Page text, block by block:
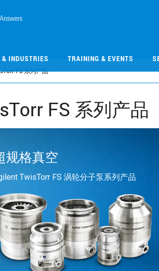
INDUSTRIES TRAINING & EVENTS
FS 系列产品
FS 系列产品
规格真空
TwisTorr FS 涡轮分子泵系列产品